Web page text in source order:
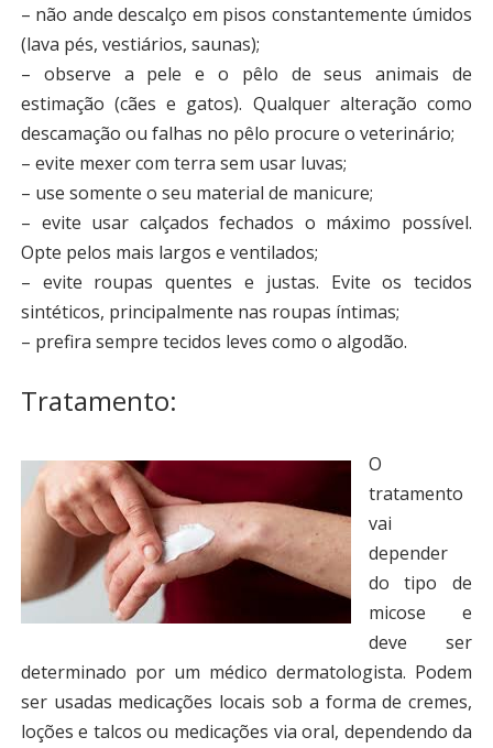
– não ande descalço em pisos constantemente úmidos
(lava pés, vestiários, saunas);
– observe a pele e o pêlo de seus animais de
estimação (cães e gatos). Qualquer alteração como
descamação ou falhas no pêlo procure o veterinário;
– evite mexer com terra sem usar luvas;
– use somente o seu material de manicure;
– evite usar calçados fechados o máximo possível.
Opte pelos mais largos e ventilados;
– evite roupas quentes e justas. Evite os tecidos
sintéticos, principalmente nas roupas íntimas;
– prefira sempre tecidos leves como o algodão.
Tratamento:
O
tratamento
vai
depender
do tipo de
micose e
deve ser
determinado por um médico dermatologista. Podem
ser usadas medicações locais sob a forma de cremes,
loções e talcos ou medicações via oral, dependendo da